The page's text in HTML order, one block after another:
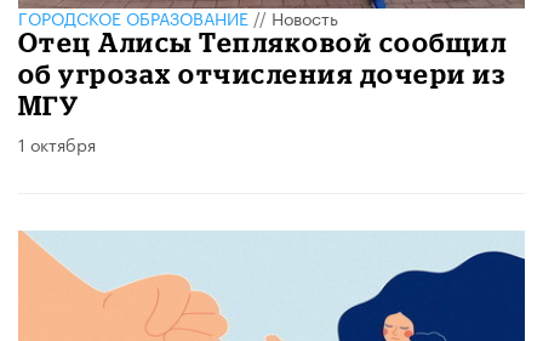
ГОРОДСКОЕ ОБРАЗОВАНИЕ//Новость
Отец Алисы Тепляковой сообщил
об угрозах отчисления дочери из
МГУ
1 октября